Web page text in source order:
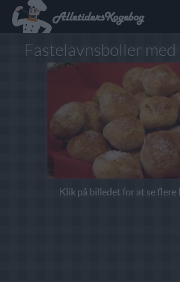
Fastelavnsboller
Klik på billedet for at se flere